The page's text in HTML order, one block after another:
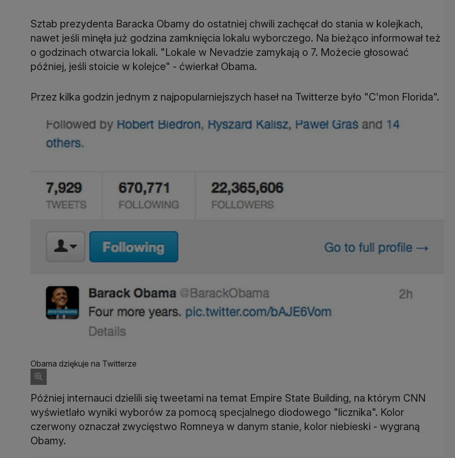
Sztab prezydenta Baracka Obamy do ostatniej chwili zachęcał do stania w kolejkach,
nawet jeśli minęła już godzina zamknięcia lokalu wyborczego. Na bieżąco informował też
o godzinach otwarcia lokali. "Lokale w Nevadzie zamykają o 7. Możecie głosować
później, jeśli stoicie w kolejce" - ćwierkał Obama.
Przez kilka godzin jednym z najpopularniejszych haseł na Twitterze było "C'mon Florida".
Obama dziękuje na Twitterze
Później internauci dzielili się tweetami na temat Empire State Building, na którym CNN
wyświetlało wyniki wyborów za pomocą specjalnego diodowego "licznika". Kolor
czerwony oznaczał zwycięstwo Romneya w danym stanie, kolor niebieski - wygraną
Obamy.